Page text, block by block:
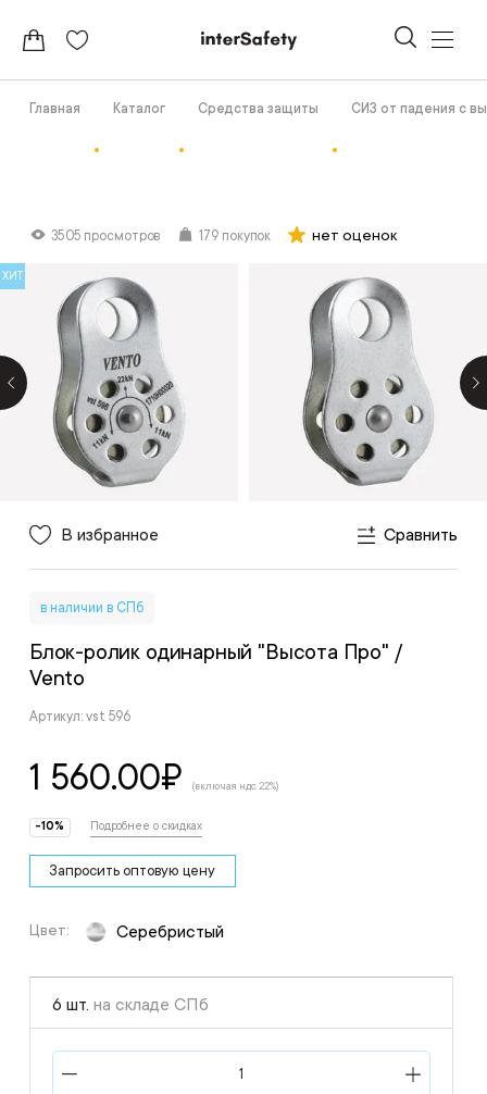
Главная Каталог Средства защиты СИЗ от падения с
3505 просмотров 179 покупок нет оценок
ХИТ
В избранное Сравнить
в наличии в СПб
Блок-ролик одинарный "Высота Про" /
Vento
Артикул: vst 596
1 560.00₽ (включая ндс 22%)
-10% Подробнее о скидках
Запросить оптовую цену
Цвет: Серебристый
6 шт. на складе СПб